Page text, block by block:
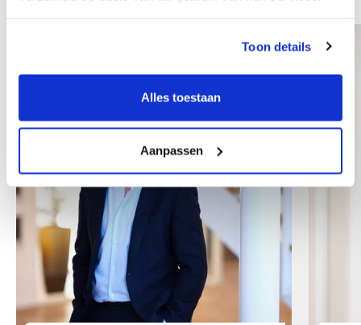
Toon details
Alles toestaan
Aanpassen